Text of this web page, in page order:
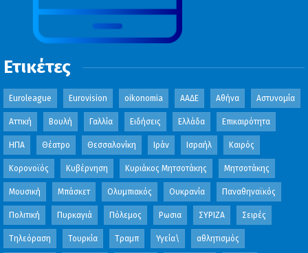
Ετικέτες
Euroleague Eurovision oikonomia ΑΑΔΕ Αθήνα Αστυνομία
Αττική Βουλή Γαλλία Ειδήσεις Ελλάδα Επικαιρότητα
ΗΠΑ Θέατρο Θεσσαλονίκη Ιράν Ισραήλ Καιρός
Κορονοϊός Κυβέρνηση Κυριάκος Μητσοτάκης Μητσοτάκης
Μουσική Μπάσκετ Ολυμπιακός Ουκρανία Παναθηναϊκός
Πολιτική Πυρκαγιά Πόλεμος Ρωσια ΣΥΡΙΖΑ Σειρές
Τηλεόραση Τουρκία Τραμπ Υγεία\ αθλητισμός